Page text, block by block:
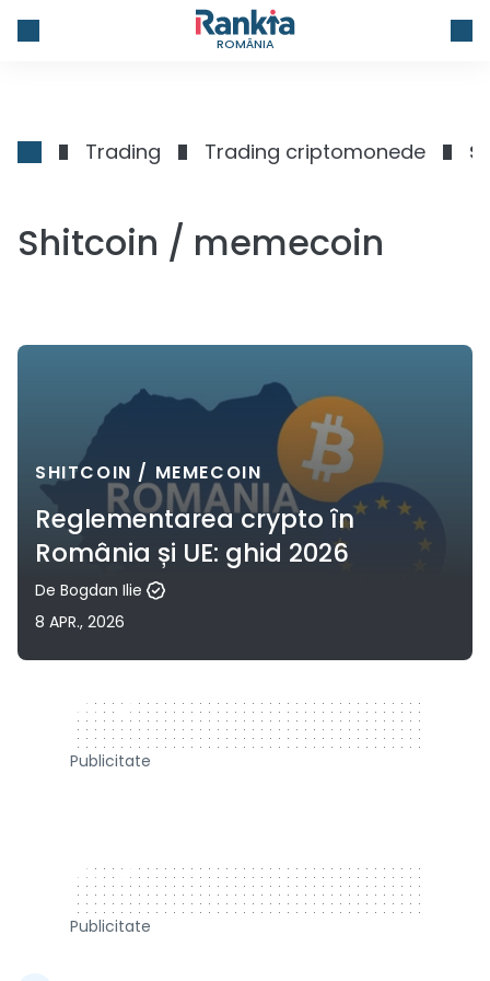
ROMÂNIA
Trading Trading criptomonede
Shitcoin / memecoin
SHITCOIN / MEMECOIN
Reglementarea crypto în
România și UE: ghid 2026
De Bogdan Ilie
8 APR., 2026
320 x 50
Publicitate
320 x 50
Publicitate